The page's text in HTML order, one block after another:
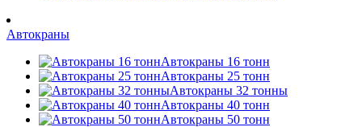
Автокраны
Автокраны 16 тонн
Автокраны 25 тонн
Автокраны 32 тонны
Автокраны 40 тонн
Автокраны 50 тонн